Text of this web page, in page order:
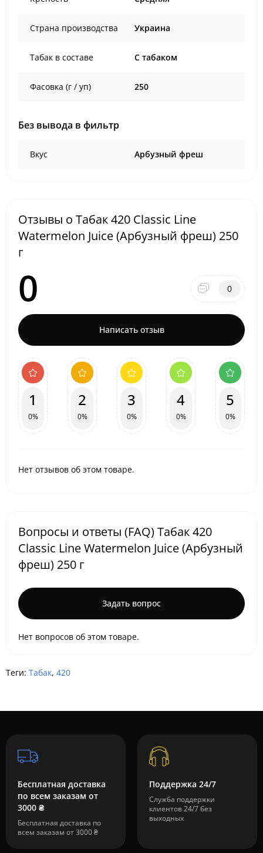
Страна производства Украина
Табак в составе C табаком
Фасовка (г / уп) 250
Без вывода в фильтр
Вкус Арбузный фреш
Отзывы о Табак 420 Classic Line
Watermelon Juice (Арбузный фреш) 250
г
0 0
Написать отзыв
1
0%
2
0%
3
0%
4
0%
5
0%
Нет отзывов об этом товаре.
Вопросы и ответы (FAQ) Табак 420
Classic Line Watermelon Juice (Арбузный
фреш) 250 г
Задать вопрос
Нет вопросов об этом товаре.
Теги: Табак, 420
Бесплатная доставка
по всем заказам от
3000 ₴
Бесплатная доставка по
всем заказам от 3000 ₴
Поддержка 24/7
Служба поддержки
клиентов 24/7 без
выходных